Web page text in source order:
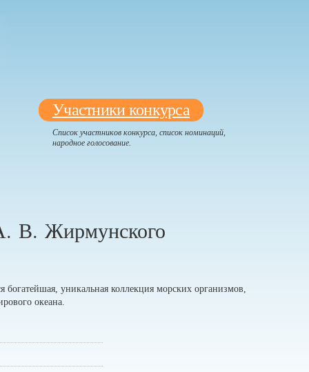
Участники конкурса
Список участников конкурса, список номинаций,
народное голосование.
В. Жирмунского
уникальная коллекция морских организмов,
океана.